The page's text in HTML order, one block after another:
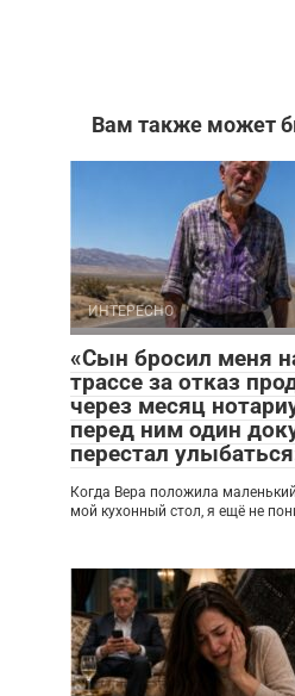
Вам также может
ИНТЕРЕСНО
«Сын бросил меня
трассе за отказ
через месяц
перед ним один
перестал
Когда Вера положила
мой кухонный стол, я ещё не